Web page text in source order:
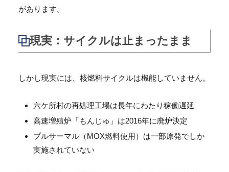
があります。
現実：サイクルは止まったまま
しかし現実には、核燃料サイクルは機能していません。
六ケ所村の再処理工場は長年にわたり稼働遅延
高速増殖炉「もんじゅ」は2016年に廃炉決定
プルサーマル（MOX燃料使用）は一部原発でしか
実施されていない